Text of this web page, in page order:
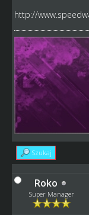
http://
Szukaj
Roko
Super Manager